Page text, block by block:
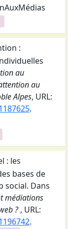
:
au
au
Alpes, URL:
.
: les
bases de
social. Dans
médiations
?, URL:
.